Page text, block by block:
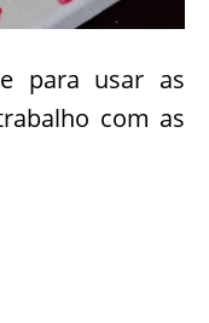
para usar as
com as